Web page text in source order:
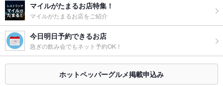
マイルがたまるお店特集！
マイルがたまるお店をご紹介
今日明日予約できるお店
急ぎの飲み会でもネット予約OK！
ホットペッパーグルメ掲載申込み